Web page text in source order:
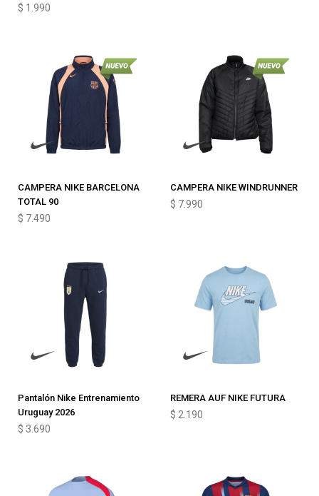
$ 1.990
CAMPERA NIKE BARCELONA
TOTAL 90
$ 7.490
CAMPERA NIKE WINDRUNNER
$ 7.990
Pantalón Nike Entrenamiento
Uruguay 2026
$ 3.690
REMERA AUF NIKE FUTURA
$ 2.190